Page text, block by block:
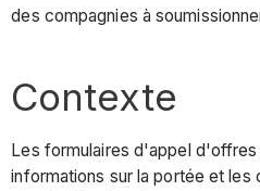
des compagnies à
Contexte
Les formulaires d'appel
informations sur la portée et les